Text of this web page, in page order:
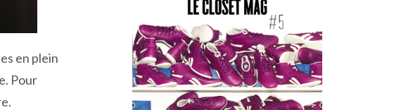
en plein
Pour